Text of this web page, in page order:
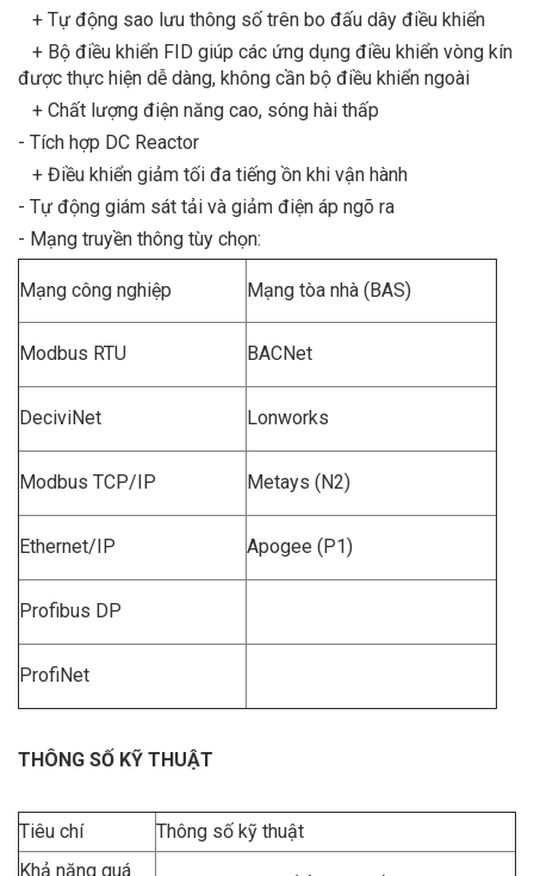
+ Tự động sao lưu thông số trên bo đấu dây điều khiển
+ Bộ điều khiển FID giúp các ứng dụng điều khiển vòng kín
được thực hiện dễ dàng, không cần bộ điều khiển ngoài
+ Chất lượng điện năng cao, sóng hài thấp
- Tích hợp DC Reactor
+ Điều khiển giảm tối đa tiếng ồn khi vận hành
- Tự động giám sát tải và giảm điện áp ngõ ra
- Mạng truyền thông tùy chọn:
Mạng công nghiệp Mạng tòa nhà (BAS)
Modbus RTU BACNet
DeciviNet Lonworks
Modbus TCP/IP Metays (N2)
Ethernet/IP Apogee (P1)
Profibus DP
ProfiNet
THÔNG SỐ KỸ THUẬT
Tiêu chí
Thông số kỹ thuật
Khả năng quá